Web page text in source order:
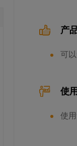
产
可
使
使